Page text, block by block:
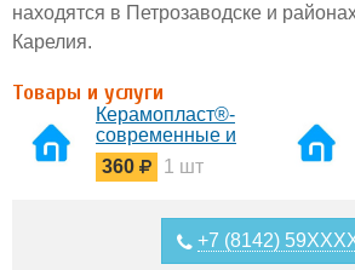
находятся в Петрозаводске и
Карелия.
Товары и услуги
Керамопласт®-
современные и
красивые крыши
360 1 шт
+7 (8142)